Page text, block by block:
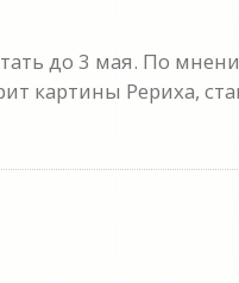
до 3 мая. По
картины Рериха,